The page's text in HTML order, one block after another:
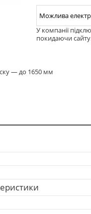
У компанії
покидаючи
— до 1650 мм